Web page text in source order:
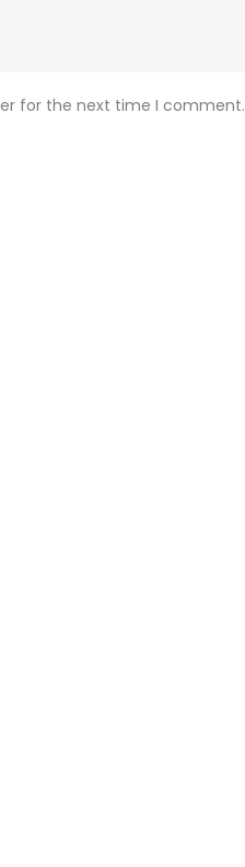
for the next time I comment.